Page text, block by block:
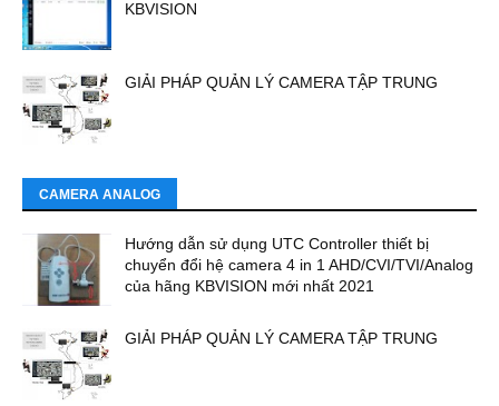
KBVISION
GIẢI PHÁP QUẢN LÝ CAMERA TẬP TRUNG
CAMERA ANALOG
Hướng dẫn sử dụng UTC Controller thiết bị
chuyển đổi hệ camera 4 in 1 AHD/CVI/TVI/Analog
của hãng KBVISION mới nhất 2021
GIẢI PHÁP QUẢN LÝ CAMERA TẬP TRUNG